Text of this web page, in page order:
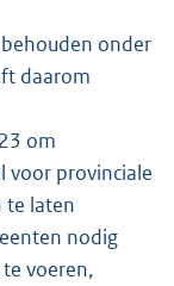
onder
daarom
om
voor provinciale
te laten
nodig
voeren,